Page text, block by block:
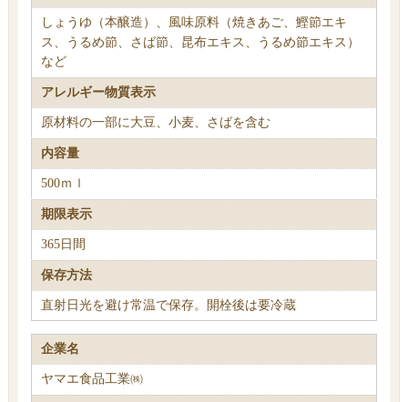
しょうゆ（本醸造）、風味原料（焼きあご、鰹節エキ
ス、うるめ節、さば節、昆布エキス、うるめ節エキス）
など
アレルギー物質表示
原材料の一部に大豆、小麦、さばを含む
内容量
500ｍｌ
期限表示
365日間
保存方法
直射日光を避け常温で保存。開栓後は要冷蔵
企業名
ヤマエ食品工業㈱